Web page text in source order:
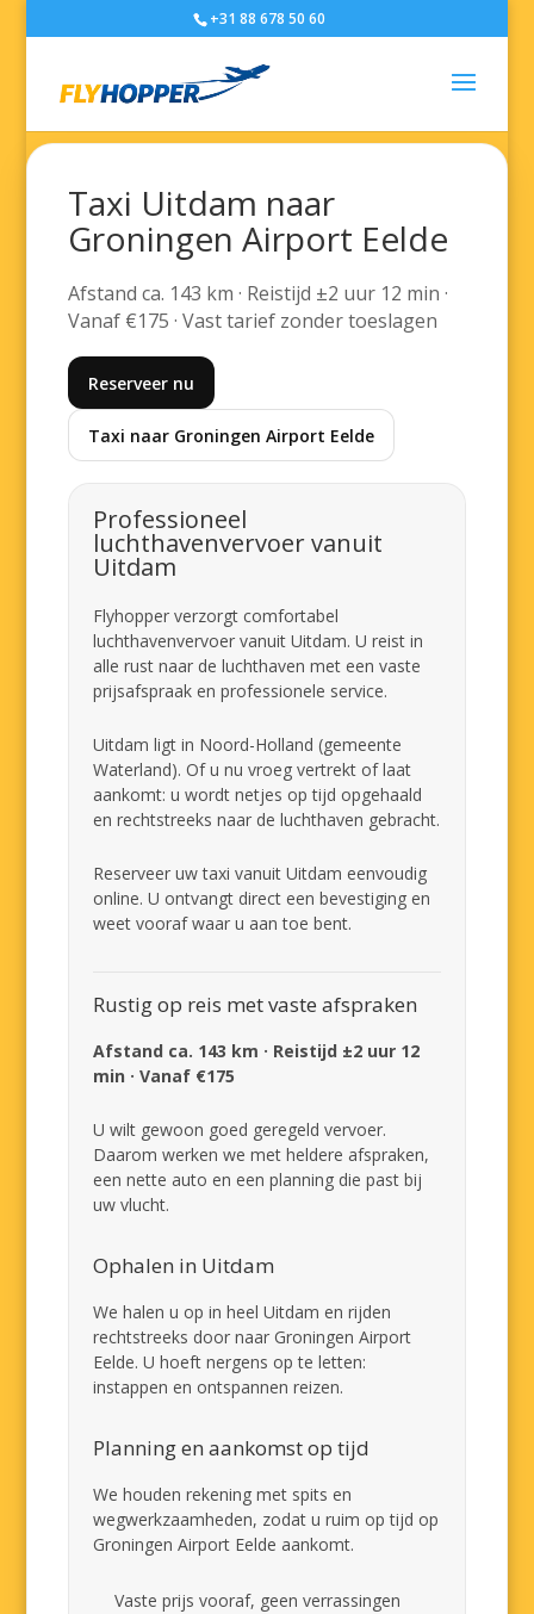
+31 88 678 50 60
Taxi Uitdam naar
Groningen Airport Eelde
Afstand ca. 143 km · Reistijd ±2 uur 12 min ·
Vanaf €175 · Vast tarief zonder toeslagen
Reserveer nu
Taxi naar Groningen Airport Eelde
Professioneel
luchthavenvervoer vanuit
Uitdam
Flyhopper verzorgt comfortabel
luchthavenvervoer vanuit Uitdam. U reist in
alle rust naar de luchthaven met een vaste
prijsafspraak en professionele service.
Uitdam ligt in Noord-Holland (gemeente
Waterland). Of u nu vroeg vertrekt of laat
aankomt: u wordt netjes op tijd opgehaald
en rechtstreeks naar de luchthaven gebracht.
Reserveer uw taxi vanuit Uitdam eenvoudig
online. U ontvangt direct een bevestiging en
weet vooraf waar u aan toe bent.
Rustig op reis met vaste afspraken
Afstand ca. 143 km · Reistijd ±2 uur 12
min · Vanaf €175
U wilt gewoon goed geregeld vervoer.
Daarom werken we met heldere afspraken,
een nette auto en een planning die past bij
uw vlucht.
Ophalen in Uitdam
We halen u op in heel Uitdam en rijden
rechtstreeks door naar Groningen Airport
Eelde. U hoeft nergens op te letten:
instappen en ontspannen reizen.
Planning en aankomst op tijd
We houden rekening met spits en
wegwerkzaamheden, zodat u ruim op tijd op
Groningen Airport Eelde aankomt.
Vaste prijs vooraf, geen verrassingen